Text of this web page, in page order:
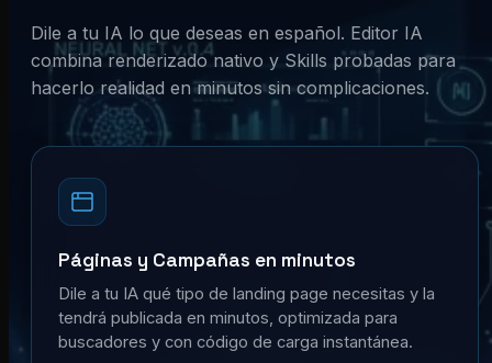
Dile a tu IA lo que deseas en español. Editor IA
combina renderizado nativo y Skills probadas para
hacerlo realidad en minutos sin complicaciones.
Páginas y Campañas en minutos
Dile a tu IA qué tipo de landing page necesitas y la
tendrá publicada en minutos, optimizada para
buscadores y con código de carga instantánea.